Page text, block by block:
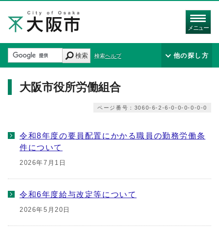
メニュー
検索 検索ヘルプ 他の探し方
大阪市役所労働組合
ページ番号：3060-6-2-6-0-0-0-0-0-0
令和8年度の要員配置にかかる職員の勤務労働条
件について
2026年7月1日
令和6年度給与改定等について
2026年5月20日